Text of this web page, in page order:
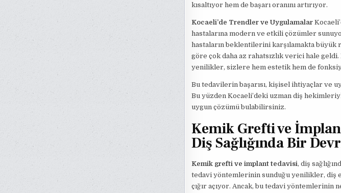
kısaltıyor hem de başarı oranını artırıyor.
Kocaeli’de Trendler ve Uygulamalar
hastalarına modern ve etkili çözümler
hastaların beklentilerini karşılamakta
göre çok daha az rahatsızlık verici hale
yenilikler, sizlere hem estetik hem de
Bu tedavilerin başarısı, kişisel ihtiyaçlar ve
Bu yüzden Kocaeli’deki uzman diş
uygun çözümü bulabilirsiniz.
Kemik Grefti ve
Diş Sağlığında Bir
Kemik grefti ve implant tedavisi, diş
tedavi yöntemlerinin sunduğu yenilikler, diş
çığır açıyor. Ancak, bu tedavi